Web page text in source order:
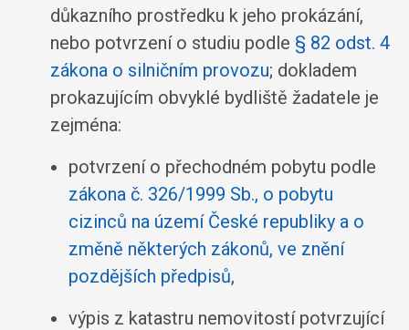
důkazního prostředku k jeho prokázání,
nebo potvrzení o studiu podle § 82 odst. 4
zákona o silničním provozu; dokladem
prokazujícím obvyklé bydliště žadatele je
zejména:
potvrzení o přechodném pobytu podle
zákona č. 326/1999 Sb., o pobytu
cizinců na území České republiky a o
změně některých zákonů, ve znění
pozdějších předpisů,
výpis z katastru nemovitostí potvrzující